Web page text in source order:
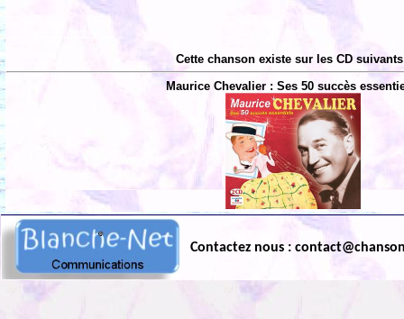
Cette chanson existe sur les CD
Maurice Chevalier : Ses 50 succès
Contactez nous :